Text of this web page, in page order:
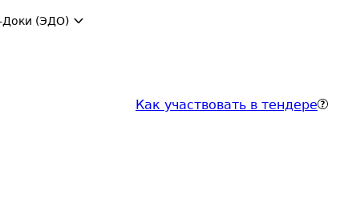
Доки (ЭДО)
Как участвовать в тендере